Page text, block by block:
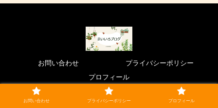
お問い合わせ
プライバシーポリシー
プロフィール
© 2023 まいいろブログ.
お問い合わせ プライバシーポリシー プロフィール